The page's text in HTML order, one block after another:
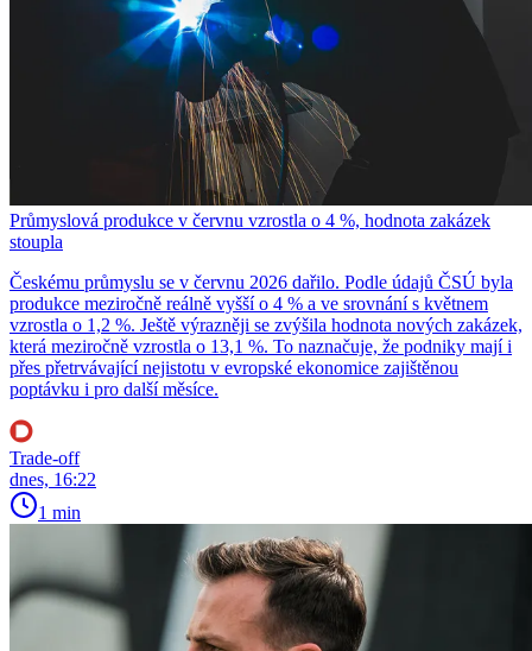
Průmyslová produkce v červnu vzrostla o 4 %, hodnota zakázek
stoupla
Českému průmyslu se v červnu 2026 dařilo. Podle údajů ČSÚ byla
produkce meziročně reálně vyšší o 4 % a ve srovnání s květnem
vzrostla o 1,2 %. Ještě výrazněji se zvýšila hodnota nových zakázek,
která meziročně vzrostla o 13,1 %. To naznačuje, že podniky mají i
přes přetrvávající nejistotu v evropské ekonomice zajištěnou
poptávku i pro další měsíce.
Trade-off
dnes, 16:22
1 min